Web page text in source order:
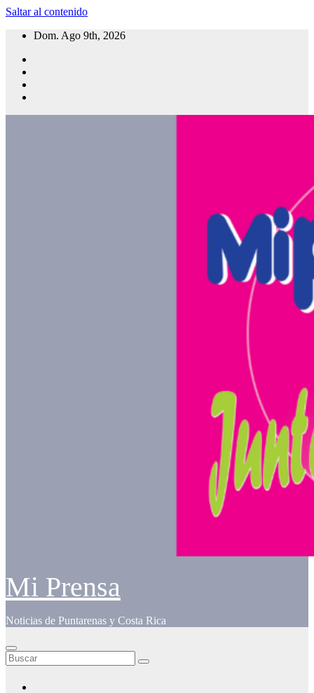
Saltar al contenido
Dom. Ago 9th, 2026
Mi Prensa
Noticias de Puntarenas y Costa Rica